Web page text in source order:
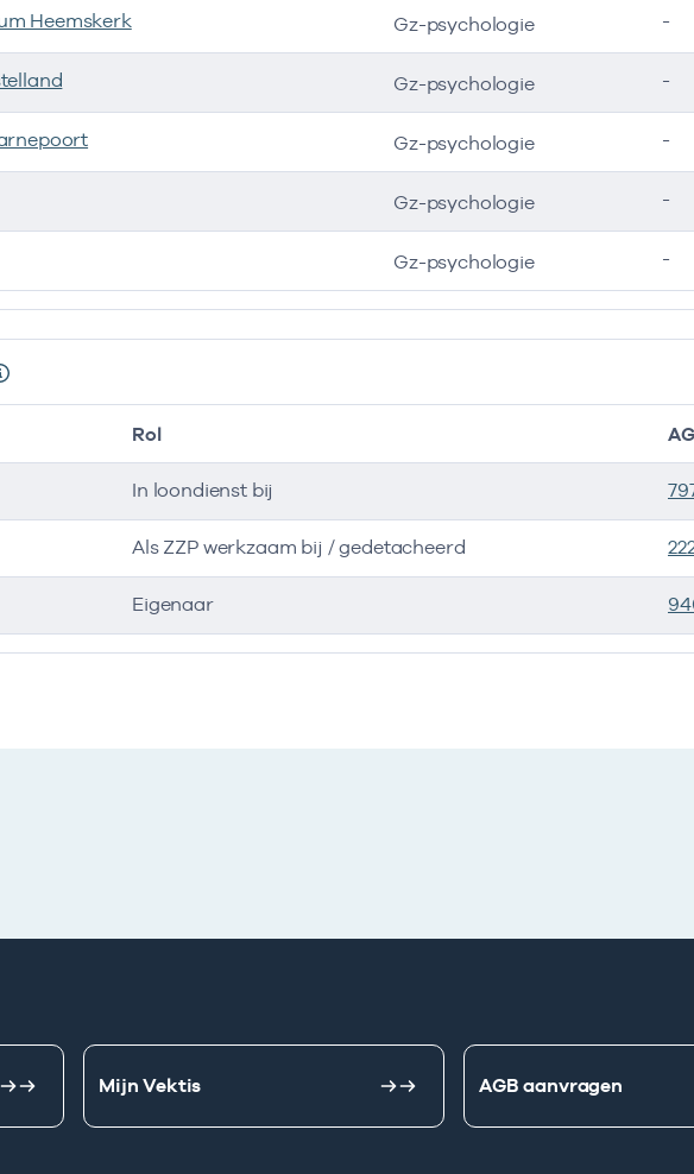
Heemskerk Gz-psychologie -
Gz-psychologie -
Gz-psychologie -
Gz-psychologie -
Gz-psychologie -
Rol
In loondienst bij
Als ZZP werkzaam bij / gedetacheerd
Eigenaar
Mijn Vektis AGB aanvragen